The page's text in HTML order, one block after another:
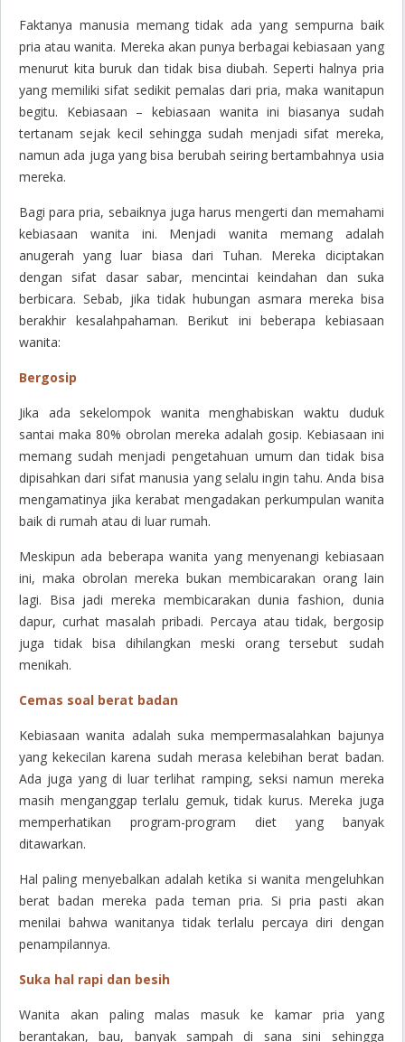
Faktanya manusia memang tidak ada yang sempurna baik
pria atau wanita. Mereka akan punya berbagai kebiasaan yang
menurut kita buruk dan tidak bisa diubah. Seperti halnya pria
yang memiliki sifat sedikit pemalas dari pria, maka wanitapun
begitu. Kebiasaan – kebiasaan wanita ini biasanya sudah
tertanam sejak kecil sehingga sudah menjadi sifat mereka,
namun ada juga yang bisa berubah seiring bertambahnya usia
mereka.
Bagi para pria, sebaiknya juga harus mengerti dan memahami
kebiasaan wanita ini. Menjadi wanita memang adalah
anugerah yang luar biasa dari Tuhan. Mereka diciptakan
dengan sifat dasar sabar, mencintai keindahan dan suka
berbicara. Sebab, jika tidak hubungan asmara mereka bisa
berakhir kesalahpahaman. Berikut ini beberapa kebiasaan
wanita:
Bergosip
Jika ada sekelompok wanita menghabiskan waktu duduk
santai maka 80% obrolan mereka adalah gosip. Kebiasaan ini
memang sudah menjadi pengetahuan umum dan tidak bisa
dipisahkan dari sifat manusia yang selalu ingin tahu. Anda bisa
mengamatinya jika kerabat mengadakan perkumpulan wanita
baik di rumah atau di luar rumah.
Meskipun ada beberapa wanita yang menyenangi kebiasaan
ini, maka obrolan mereka bukan membicarakan orang lain
lagi. Bisa jadi mereka membicarakan dunia fashion, dunia
dapur, curhat masalah pribadi. Percaya atau tidak, bergosip
juga tidak bisa dihilangkan meski orang tersebut sudah
menikah.
Cemas soal berat badan
Kebiasaan wanita adalah suka mempermasalahkan bajunya
yang kekecilan karena sudah merasa kelebihan berat badan.
Ada juga yang di luar terlihat ramping, seksi namun mereka
masih menganggap terlalu gemuk, tidak kurus. Mereka juga
memperhatikan program-program diet yang banyak
ditawarkan.
Hal paling menyebalkan adalah ketika si wanita mengeluhkan
berat badan mereka pada teman pria. Si pria pasti akan
menilai bahwa wanitanya tidak terlalu percaya diri dengan
penampilannya.
Suka hal rapi dan besih
Wanita akan paling malas masuk ke kamar pria yang
berantakan, bau, banyak sampah di sana sini sehingga